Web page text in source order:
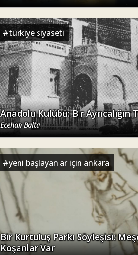
#türkiye siyaseti
Anadolu Kulübü: Bir Ayrıcalığın
Ecehan Balta
#yeni başlayanlar için ankara
Bir Kurtuluş Parkı Söyleşisi:
Koşanlar Var